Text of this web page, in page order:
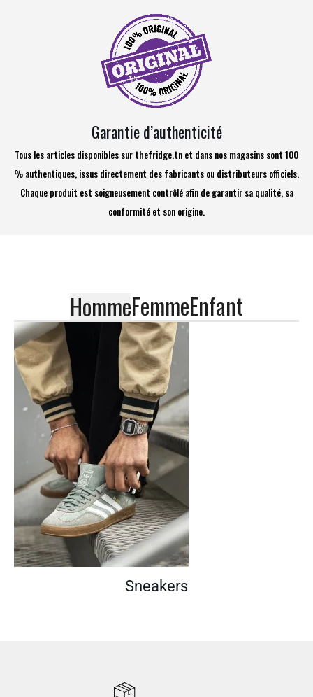
Garantie d’authenticité
Tous les articles disponibles sur thefridge.tn et dans nos magasins sont 100
% authentiques, issus directement des fabricants ou distributeurs officiels.
Chaque produit est soigneusement contrôlé afin de garantir sa qualité, sa
conformité et son origine.
HommeFemmeEnfant
Sneakers